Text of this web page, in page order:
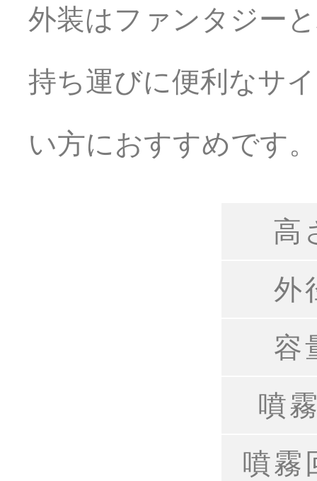
外装はファンタジー
持ち運びに便利なサ
い方におすすめです。
高
外
容
噴
噴霧